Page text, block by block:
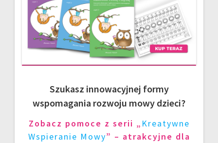
Szukasz innowacyjnej formy
wspomagania rozwoju mowy dzieci?
Zobacz pomoce z serii „ Kreatywne
Wspieranie Mowy” – atrakcyjne dla